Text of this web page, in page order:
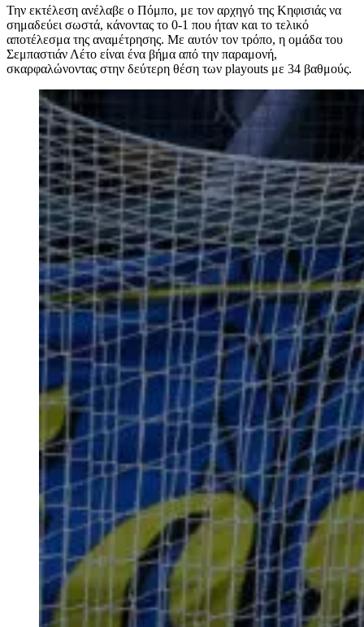
Την εκτέλεση ανέλαβε ο Πόμπο, με τον αρχηγό της Κηφισιάς να
σημαδεύει σωστά, κάνοντας το 0-1 που ήταν και το τελικό
αποτέλεσμα της αναμέτρησης. Με αυτόν τον τρόπο, η ομάδα του
Σεμπαστιάν Λέτο είναι ένα βήμα από την παραμονή,
σκαρφαλώνοντας στην δεύτερη θέση των playouts με 34 βαθμούς.